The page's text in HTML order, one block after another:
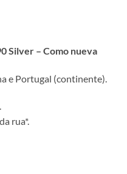
Silver – Como nueva
e Portugal (continente).
rua*.